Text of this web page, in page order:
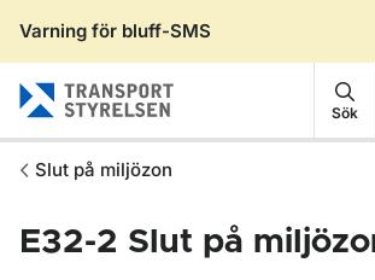
Varning för bluff-SMS
Sök
Slut på miljözon
E32-2 Slut på